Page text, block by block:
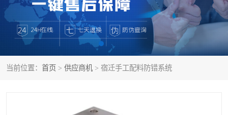
当前位置： 首页 > 供应商机 > 宿迁手工配料防错系统
手工配料系统 屠宰管理软件
自动化配料系统 称重贴标机
屠宰轨道秤 检重秤